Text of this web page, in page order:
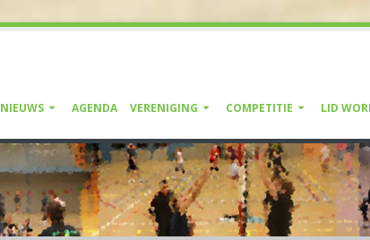
NIEUWS AGENDA VERENIGING COMPETITIE LID